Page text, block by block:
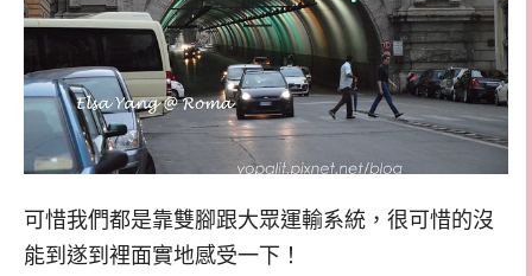
可惜我們都是靠雙腳跟大眾運輸系統，很可惜的沒
能到遂到裡面實地感受一下！